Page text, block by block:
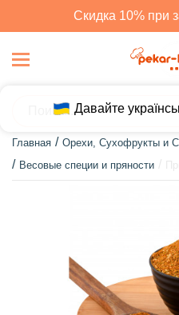
Скидка 10% при
Давайте
Главная
Орехи, Сухофрукты и
Весовые специи и пряности